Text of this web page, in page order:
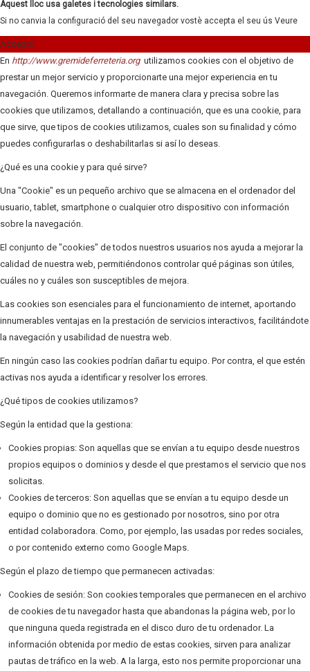
Aquest lloc usa galetes i tecnologies similars.
Si no canvia la configuració del seu navegador vostè accepta el seu ús Veure
Accepto
En http://www.gremideferreteria.org utilizamos cookies con el objetivo de
prestar un mejor servicio y proporcionarte una mejor experiencia en tu
navegación. Queremos informarte de manera clara y precisa sobre las
cookies que utilizamos, detallando a continuación, que es una cookie, para
que sirve, que tipos de cookies utilizamos, cuales son su finalidad y cómo
puedes configurarlas o deshabilitarlas si así lo deseas.
¿Qué es una cookie y para qué sirve?
Una "Cookie" es un pequeño archivo que se almacena en el ordenador del
usuario, tablet, smartphone o cualquier otro dispositivo con información
sobre la navegación.
El conjunto de "cookies" de todos nuestros usuarios nos ayuda a mejorar la
calidad de nuestra web, permitiéndonos controlar qué páginas son útiles,
cuáles no y cuáles son susceptibles de mejora.
Las cookies son esenciales para el funcionamiento de internet, aportando
innumerables ventajas en la prestación de servicios interactivos, facilitándote
la navegación y usabilidad de nuestra web.
En ningún caso las cookies podrían dañar tu equipo. Por contra, el que estén
activas nos ayuda a identificar y resolver los errores.
¿Qué tipos de cookies utilizamos?
Según la entidad que la gestiona:
Cookies propias: Son aquellas que se envían a tu equipo desde nuestros
propios equipos o dominios y desde el que prestamos el servicio que nos
solicitas.
Cookies de terceros: Son aquellas que se envían a tu equipo desde un
equipo o dominio que no es gestionado por nosotros, sino por otra
entidad colaboradora. Como, por ejemplo, las usadas por redes sociales,
o por contenido externo como Google Maps.
Según el plazo de tiempo que permanecen activadas:
Cookies de sesión: Son cookies temporales que permanecen en el archivo
de cookies de tu navegador hasta que abandonas la página web, por lo
que ninguna queda registrada en el disco duro de tu ordenador. La
información obtenida por medio de estas cookies, sirven para analizar
pautas de tráfico en la web. A la larga, esto nos permite proporcionar una